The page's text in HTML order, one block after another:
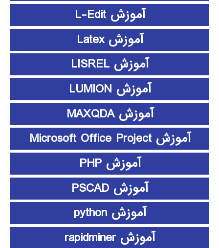
آموزش L-Edit
آموزش Latex
آموزش LISREL
آموزش LUMION
آموزش MAXQDA
آموزش Microsoft Office Project
آموزش PHP
آموزش PSCAD
آموزش python
آموزش rapidminer